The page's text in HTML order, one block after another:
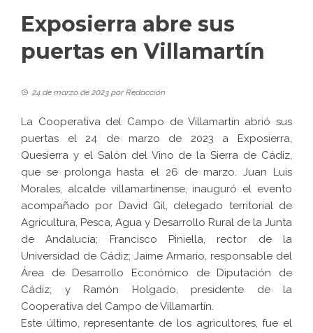
Exposierra abre sus
puertas en Villamartín
24 de marzo de 2023 porRedacción
La Cooperativa del Campo de Villamartín abrió sus
puertas el 24 de marzo de 2023 a Exposierra,
Quesierra y el Salón del Vino de la Sierra de Cádiz,
que se prolonga hasta el 26 de marzo. Juan Luis
Morales, alcalde villamartinense, inauguró el evento
acompañado por David Gil, delegado territorial de
Agricultura, Pesca, Agua y Desarrollo Rural de la Junta
de Andalucía; Francisco Piniella, rector de la
Universidad de Cádiz; Jaime Armario, responsable del
Área de Desarrollo Económico de Diputación de
Cádiz; y Ramón Holgado, presidente de la
Cooperativa del Campo de Villamartín.
Este último, representante de los agricultores, fue el